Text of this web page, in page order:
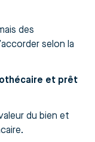
des
selon la
et prêt
du bien et